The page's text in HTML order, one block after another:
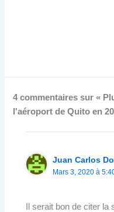
4 commentaires sur «
l'aéroport de Quito en
Juan Carlos
Mars 3, 2020 à
Il serait bon de citer